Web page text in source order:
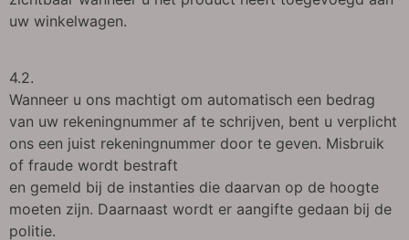
uw winkelwagen.
4.2.
Wanneer u ons machtigt om automatisch een bedrag
van uw rekeningnummer af te schrijven, bent u verplicht
ons een juist rekeningnummer door te geven. Misbruik
of fraude wordt bestraft
en gemeld bij de instanties die daarvan op de hoogte
moeten zijn. Daarnaast wordt er aangifte gedaan bij de
politie.